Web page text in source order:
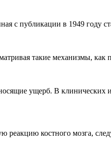
с публикации в 1949 году
такие механизмы,
ущерб. В
костного мозга,